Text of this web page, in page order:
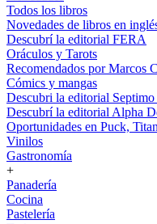
Todos los libros
Novedades de libros en
Descubrí la editorial FERA
Oráculos y Tarots
Recomendados por Marcos
Cómics y mangas
Descubri la editorial
Descubrí la editorial Alpha
Oportunidades en Puck,
Vinilos
Gastronomía
+
Panadería
Cocina
Pastelería